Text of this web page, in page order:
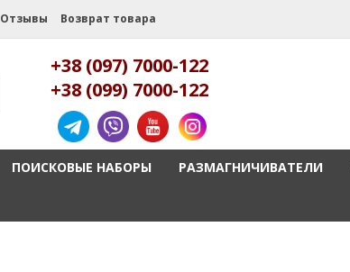
Отзывы Возврат товара
+38 (097) 7000-122
+38 (099) 7000-122
ПОИСКОВЫЕ НАБОРЫ РАЗМАГНИЧИВАТЕЛИ